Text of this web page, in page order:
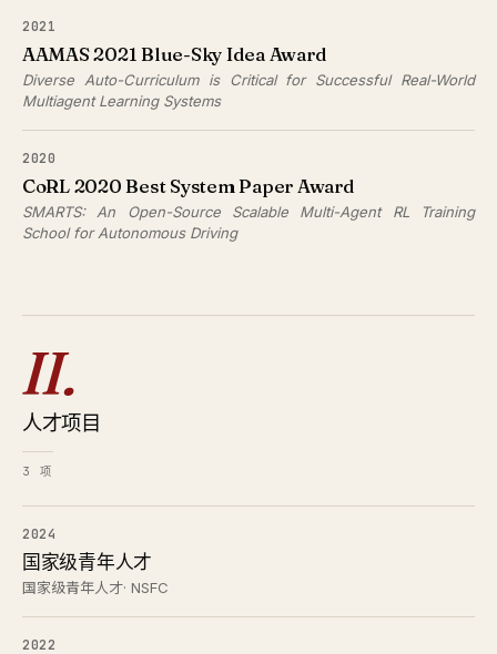
2021
AAMAS 2021 Blue-Sky Idea Award
Diverse Auto-Curriculum is Critical for Successful Real-World
Multiagent Learning Systems
2020
CoRL 2020 Best System Paper Award
SMARTS: An Open-Source Scalable Multi-Agent RL Training
School for Autonomous Driving
II.
人才项目
3 项
2024
国家级青年人才
国家级青年人才· NSFC
2022